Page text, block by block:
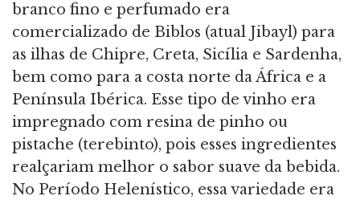
branco fino e perfumado era
comercializado de Biblos (atual Jibayl) para
as ilhas de Chipre, Creta, Sicília e Sardenha,
bem como para a costa norte da África e a
Península Ibérica. Esse tipo de vinho era
impregnado com resina de pinho ou
pistache (terebinto), pois esses ingredientes
realçariam melhor o sabor suave da bebida.
No Período Helenístico, essa variedade era